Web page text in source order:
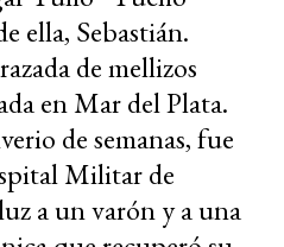
ella, Sebastián.
de mellizos
en Mar del Plata.
de semanas, fue
Militar de
a un varón y a una